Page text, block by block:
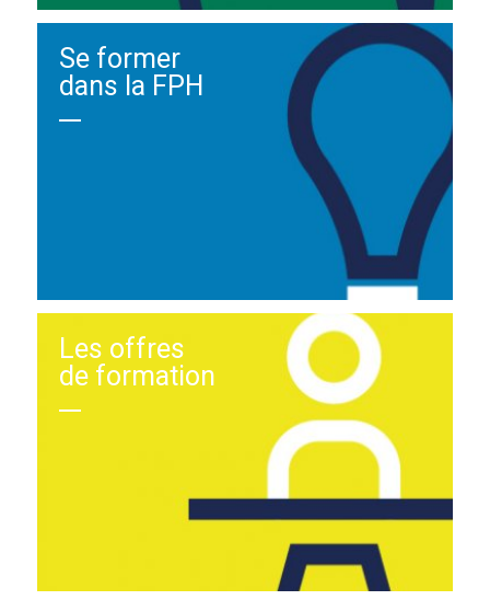
Se former
dans la FPH
Les offres
de formation